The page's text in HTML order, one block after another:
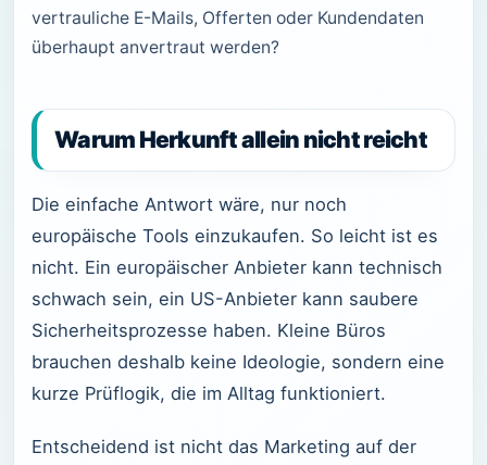
vertrauliche E-Mails, Offerten oder Kundendaten
überhaupt anvertraut werden?
Warum Herkunft allein nicht reicht
Die einfache Antwort wäre, nur noch
europäische Tools einzukaufen. So leicht ist es
nicht. Ein europäischer Anbieter kann technisch
schwach sein, ein US-Anbieter kann saubere
Sicherheitsprozesse haben. Kleine Büros
brauchen deshalb keine Ideologie, sondern eine
kurze Prüflogik, die im Alltag funktioniert.
Entscheidend ist nicht das Marketing auf der